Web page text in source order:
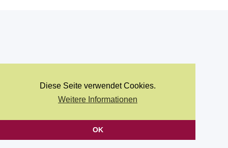
Diese Seite verwendet Cookies.
Weitere Informationen
OK